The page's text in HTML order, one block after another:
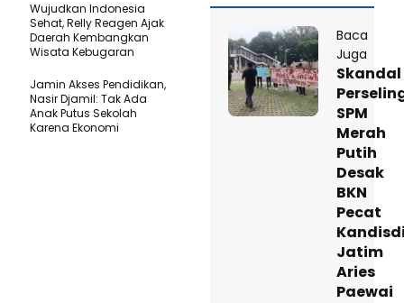
Baca
Juga
Skandal
SPM
Merah
Putih
Desak
BKN
Pecat
Jatim
Aries
Paewai
Wujudkan Indonesia
Sehat, Relly Reagen Ajak
Daerah Kembangkan
Wisata Kebugaran
Jamin Akses Pendidikan,
Nasir Djamil: Tak Ada
Anak Putus Sekolah
Karena Ekonomi